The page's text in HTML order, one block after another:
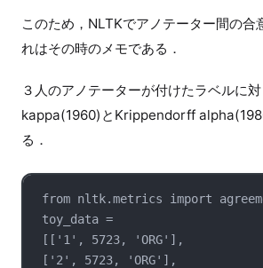
このため，NLTKでアノテーター間の合
れはその時のメモである．
３人のアノテーターが付けたラベルに
kappa(1960)とKrippendorff
る．
from nltk.metrics import
toy_data =
[['1', 5723, 'ORG'],
['2', 5723, 'ORG'],